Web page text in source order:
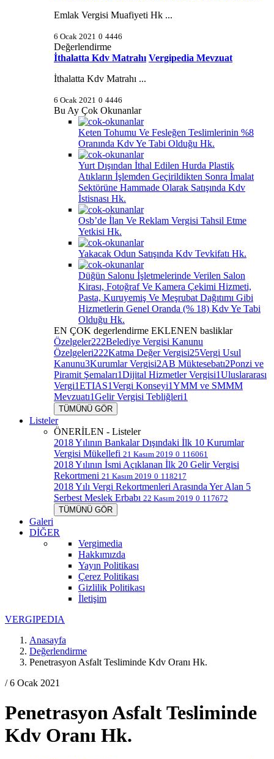
Emlak Vergisi Muafiyeti Hk ...
6 Ocak 2021 0 4446
Değerlendirme
İthalatta Kdv Matrahı Vergipedia Mevzuat
İthalatta Kdv Matrahı ...
6 Ocak 2021 0 4446
Bu Ay Çok Okunanlar
Keten Tohumu Ve Fesleğen Teslimlerinin %8
Oranında Kdv Ye Tabi Olduğu Hk.
Yurt Dışından İthal Edilen Hurda Plastik
Atıkların İşlemden Geçirildikten Sonra İmalat
Sektörüne Hammade Olarak Satışında Kdv
İstisnası Hk.
Osb’de İlan Ve Reklam Vergisi Tahsil Etme
Yetkisi Hk.
Yakacak Odun Satışında Kdv Tevkifatı Hk.
Düğün Salonu İşletmelerinde Verilen Salon
Kirası, Fotoğraf Ve Kamera Çekimi Hizmeti,
Pasta, Kuruyemiş Ve Meşrubat Dağıtımı Gibi
Hizmetlerin Genel Oranda (% 18) Kdv Ye Tabi
Olduğu Hk.
EN ÇOK degerlendirme EKLENEN basliklar
Özelgeler222Belediye Vergisi Kanunu
Özelgeleri222Katma Değer Vergisi25Vergi Usul
Kanunu3Kurumlar Vergisi2AB Müktesebatı2Ponzi ve
Piramit Şemaları1Dijital Hizmetler Vergisi1Uluslararası
Vergi1ETIAS1Vergi Konseyi1YMM ve SMMM
Mevzuatı1Gelir Vergisi Tebliğleri1
TÜMÜNÜ GÖR
Listeler
ÖNERİLEN - Listeler
2018 Yılının Bankalar Dışındaki İlk 10 Kurumlar
Vergisi Mükellefi 21 Kasım 2019 0 116061
2018 Yılının İsmi Açıklanan İlk 20 Gelir Vergisi
Rekortmeni 21 Kasım 2019 0 118217
2018 Yılı Vergi Rekortmenleri Arasında Yer Alan 5
Serbest Meslek Erbabı 22 Kasım 2019 0 117672
TÜMÜNÜ GÖR
Galeri
DİĞER
Vergimedia
Hakkımızda
Yayın Politikası
Çerez Politikası
Gizlilik Politikası
İletişim
VERGIPEDIA
Anasayfa
Değerlendirme
Penetrasyon Asfalt Tesliminde Kdv Oranı Hk.
/ 6 Ocak 2021
Penetrasyon Asfalt Tesliminde
Kdv Oranı Hk.